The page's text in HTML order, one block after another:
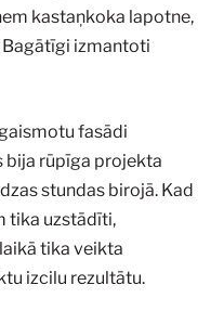
kastaņkoka lapotne,
izmantoti
fasādi
bija rūpīga projekta
stundas birojā. Kad
tika uzstādīti,
tika veikta
izcilu rezultātu.